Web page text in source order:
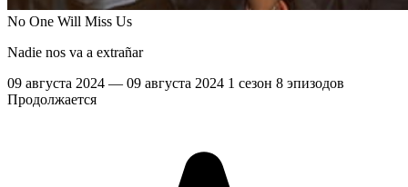
No One Will Miss Us
Nadie nos va a extrañar
09 августа 2024 — 09 августа 2024 1 сезон 8 эпизодов
Продолжается